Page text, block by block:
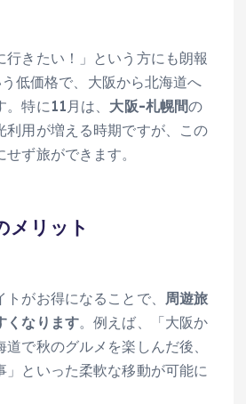
行きたい！」という方にも朗報
う低価格で、大阪から北海道へ
特に11月は、 大阪-札幌間の
利用が増える時期ですが、この
ず旅ができます。
メリット
がお得になることで、
周遊旅
くなります。例えば、「大阪か
で秋のグルメを楽しんだ後、
」といった柔軟な移動が可能に